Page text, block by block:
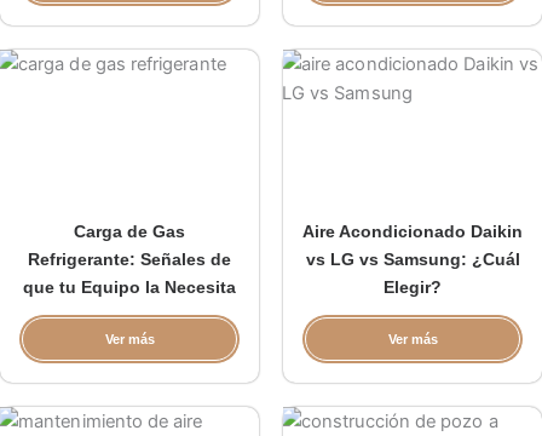
Carga de Gas
Refrigerante: Señales de
que tu Equipo la Necesita
Ver más
Aire Acondicionado Daikin
vs LG vs Samsung: ¿Cuál
Elegir?
Ver más